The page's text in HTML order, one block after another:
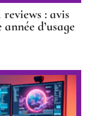
: avis
d’usage